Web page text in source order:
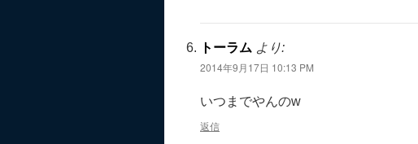
トーラム より:
2014年9月17日 10:13 PM
いつまでやんのw
返信